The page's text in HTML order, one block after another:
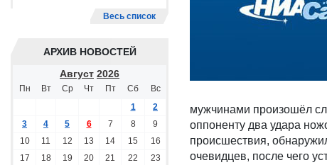
Весь список
АРХИВ НОВОСТЕЙ
Август 2026
Пн Вт Ср Чт Пт Сб
Вс
1
2
3
4 5 6 7 8
9
10
11 12 13 14 15
16
17
18 19 20 21 22
23
мужчинами произошёл
оппоненту два удара
происшествия,
очевидцев, после чего